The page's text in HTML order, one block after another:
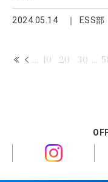
2024.05.14 ESS部
... 10 20 30 ...